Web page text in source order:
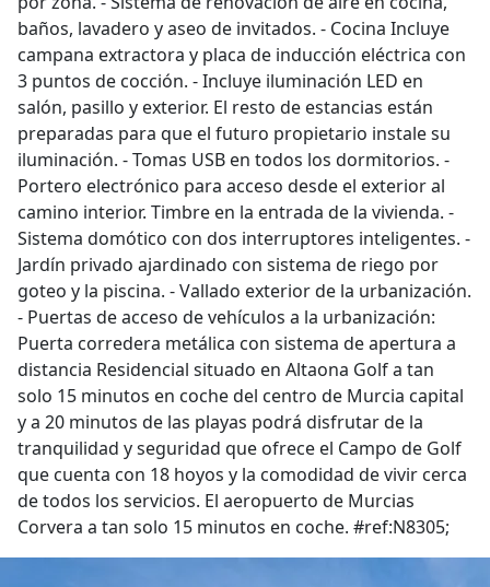
baños, lavadero y aseo de invitados. - Cocina Incluye
campana extractora y placa de inducción eléctrica con
3 puntos de cocción. - Incluye iluminación LED en
salón, pasillo y exterior. El resto de estancias están
preparadas para que el futuro propietario instale su
iluminación. - Tomas USB en todos los dormitorios. -
Portero electrónico para acceso desde el exterior al
camino interior. Timbre en la entrada de la vivienda. -
Sistema domótico con dos interruptores inteligentes. -
Jardín privado ajardinado con sistema de riego por
goteo y la piscina. - Vallado exterior de la urbanización.
- Puertas de acceso de vehículos a la urbanización:
Puerta corredera metálica con sistema de apertura a
distancia Residencial situado en Altaona Golf a tan
solo 15 minutos en coche del centro de Murcia capital
y a 20 minutos de las playas podrá disfrutar de la
tranquilidad y seguridad que ofrece el Campo de Golf
que cuenta con 18 hoyos y la comodidad de vivir cerca
de todos los servicios. El aeropuerto de Murcias
Corvera a tan solo 15 minutos en coche. #ref:N8305;